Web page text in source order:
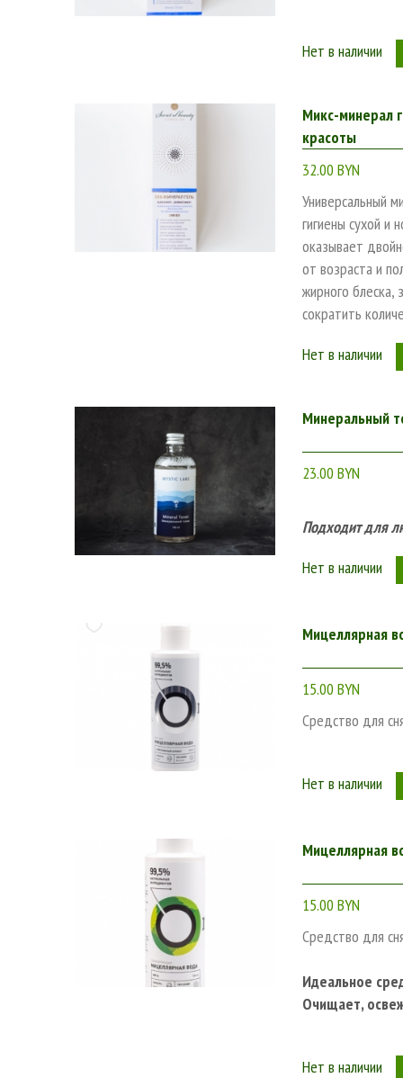
Нет в наличии
Микс-минерал
красоты
32.00 BYN
Универсальный
гигиены сухой и
оказывает
от возраста и
жирного
сократить
Нет в наличии
Минеральный
23.00 BYN
Подходит для
Нет в наличии
Мицеллярная
15.00 BYN
Средство для
Нет в наличии
Мицеллярная
15.00 BYN
Средство для
Идеальное
Очищает,
Нет в наличии